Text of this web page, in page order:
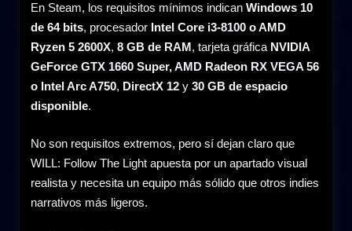
En Steam, los requisitos mínimos indican Windows 10
de 64 bits, procesador Intel Core i3-8100 o AMD
Ryzen 5 2600X, 8 GB de RAM, tarjeta gráfica NVIDIA
GeForce GTX 1660 Super, AMD Radeon RX VEGA 56
o Intel Arc A750, DirectX 12 y 30 GB de espacio
disponible.
No son requisitos extremos, pero sí dejan claro que
WILL: Follow The Light apuesta por un apartado visual
realista y necesita un equipo más sólido que otros indies
narrativos más ligeros.